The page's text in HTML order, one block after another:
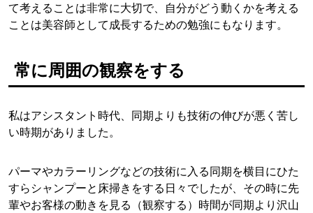
て考えることは非常に大切で、自分がどう動くかを考える
ことは美容師として成長するための勉強にもなります。
常に周囲の観察をする
私はアシスタント時代、同期よりも技術の伸びが悪く苦し
い時期がありました。
パーマやカラーリングなどの技術に入る同期を横目にひた
すらシャンプーと床掃きをする日々でしたが、その時に先
輩やお客様の動きを見る（観察する）時間が同期より沢山